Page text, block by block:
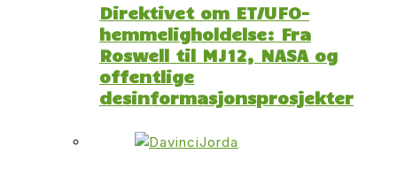
Direktivet om ET/UFO-
hemmeligholdelse: Fra
Roswell til MJ12, NASA og
offentlige
desinformasjonsprosjekter